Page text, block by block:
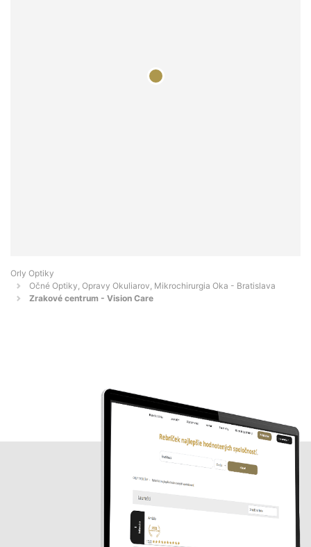
Orly Optiky
Očné Optiky, Opravy Okuliarov, Mikrochirurgia Oka - Bratislava
Zrakové centrum - Vision Care